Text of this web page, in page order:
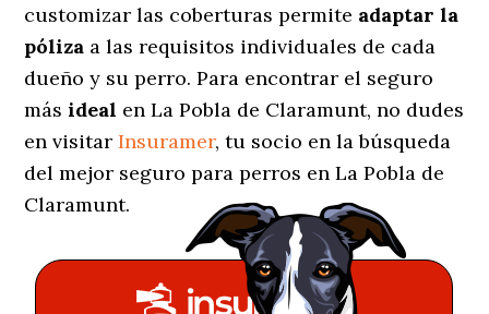
customizar las coberturas permite adaptar la
póliza a las requisitos individuales de cada
dueño y su perro. Para encontrar el seguro
másideal en La Pobla de Claramunt, no dudes
en visitarInsuramer, tu socio en la búsqueda
del mejor seguro para perros en La Pobla de
Claramunt.